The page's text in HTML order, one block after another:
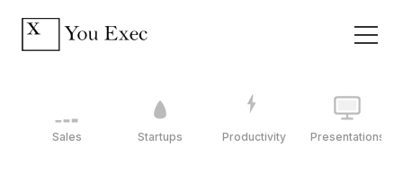
Sales Startups Productivity Presentations